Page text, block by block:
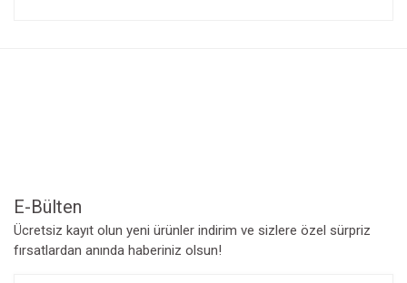
E-Bülten
Ücretsiz kayıt olun yeni ürünler indirim ve sizlere özel sürpriz
fırsatlardan anında haberiniz olsun!